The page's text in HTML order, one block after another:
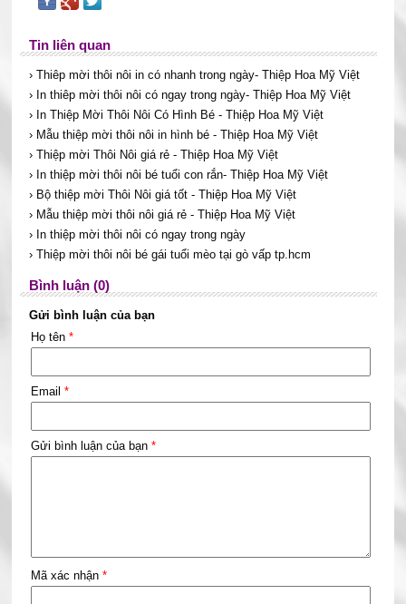
Tin liên quan
› Thiêp mời thôi nôi in có nhanh trong ngày- Thiệp Hoa Mỹ Việt
› In thiêp mời thôi nôi có ngay trong ngày- Thiệp Hoa Mỹ Việt
› In Thiệp Mời Thôi Nôi Có Hình Bé - Thiệp Hoa Mỹ Việt
› Mẫu thiệp mời thôi nôi in hình bé - Thiệp Hoa Mỹ Việt
› Thiệp mời Thôi Nôi giá rẻ - Thiệp Hoa Mỹ Việt
› In thiệp mời thôi nôi bé tuổi con rắn- Thiệp Hoa Mỹ Việt
› Bộ thiệp mời Thôi Nôi giá tốt - Thiệp Hoa Mỹ Việt
› Mẫu thiệp mời thôi nôi giá rẻ - Thiệp Hoa Mỹ Việt
› In thiệp mời thôi nôi có ngay trong ngày
› Thiệp mời thôi nôi bé gái tuổi mèo tại gò vấp tp.hcm
Bình luận (0)
Gửi bình luận của bạn
Họ tên *
Email *
Gửi bình luận của bạn *
Mã xác nhận *